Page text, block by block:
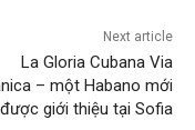
Next article
La Gloria Cubana Via
– một Habano mới
được giới thiệu tại Sofia